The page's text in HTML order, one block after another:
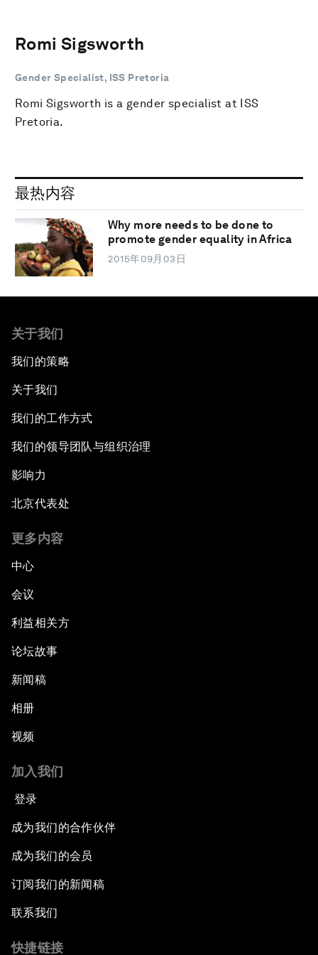
Romi Sigsworth
Gender Specialist, ISS Pretoria
Romi Sigsworth is a gender specialist at ISS
Pretoria.
最热内容
Why more needs to be done to
promote gender equality in Africa
2015年09月03日
关于我们
我们的策略
关于我们
我们的工作方式
我们的领导团队与组织治理
影响力
北京代表处
更多内容
中心
会议
利益相关方
论坛故事
新闻稿
相册
视频
加入我们
登录
成为我们的合作伙伴
成为我们的会员
订阅我们的新闻稿
联系我们
快捷链接